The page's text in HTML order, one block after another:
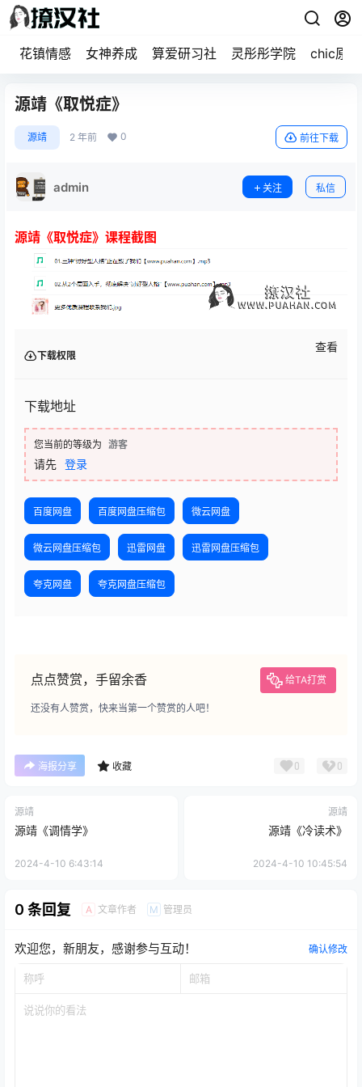
花镇情感 女神养成 算爱研习社 灵彤彤学院 chic原醉
源靖《取悦症》
源靖 2 年前 0 前往下载
admin 关注 私信
源靖《取悦症》课程截图
下载权限
查看
下载地址
您当前的等级为 游客
请先 登录
百度网盘 百度网盘压缩包 微云网盘
微云网盘压缩包 迅雷网盘 迅雷网盘压缩包
夸克网盘 夸克网盘压缩包
点点赞赏，手留余香 给TA打赏
还没有人赞赏，快来当第一个赞赏的人吧！
海报分享 收藏 0 0
源靖
源靖《调情学》
2024-4-10 6:43:14
源靖
源靖《冷读术》
2024-4-10 10:45:54
0 条回复 A 文章作者 M 管理员
欢迎您，新朋友，感谢参与互动！ 确认修改